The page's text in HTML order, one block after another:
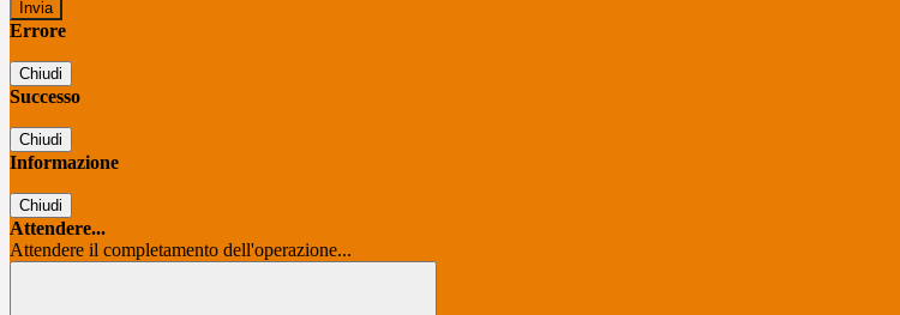
Errore
Chiudi
Successo
Chiudi
Informazione
Chiudi
Attendere...
Attendere il completamento dell'operazione...